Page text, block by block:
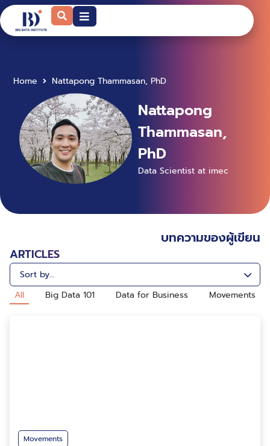
Home Nattapong Thammasan, PhD
Nattapong
Thammasan,
PhD
Data Scientist at imec
บทความของผู้เขียน
ARTICLES
All Big Data 101 Data for Business Movements
Movements